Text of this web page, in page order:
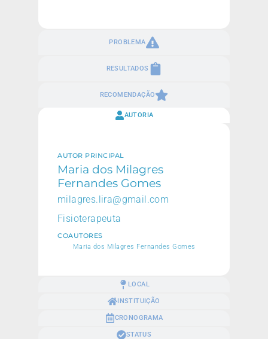
PROBLEMA
RESULTADOS
RECOMENDAÇÃO
AUTORIA
LOCAL
INSTITUIÇÃO
CRONOGRAMA
STATUS
AUTOR PRINCIPAL
Maria dos Milagres
Fernandes Gomes
milagres.lira@gmail.com
Fisioterapeuta
COAUTORES
Maria dos Milagres Fernandes Gomes